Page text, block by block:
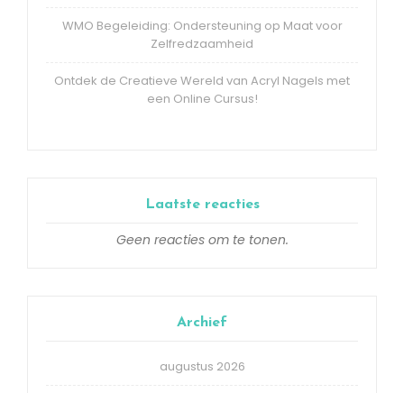
WMO Begeleiding: Ondersteuning op Maat voor
Zelfredzaamheid
Ontdek de Creatieve Wereld van Acryl Nagels met
een Online Cursus!
Laatste reacties
Geen reacties om te tonen.
Archief
augustus 2026